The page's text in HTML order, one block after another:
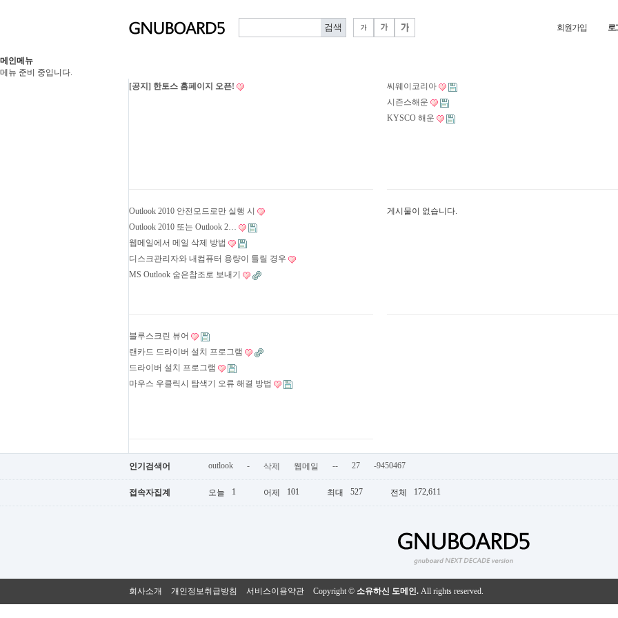
회원가입 로
메인메뉴
메뉴 준비 중입니다.
[공지] 한토스 홈페이지 오픈!
씨웨이코리아
시즌스해운
KYSCO 해운
Outlook 2010 안전모드로만 실행 시
Outlook 2010 또는 Outlook 2…
웹메일에서 메일 삭제 방법
디스크관리자와 내컴퓨터 용량이 틀릴 경우
MS Outlook 숨은참조로 보내기
게시물이 없습니다.
블루스크린 뷰어
랜카드 드라이버 설치 프로그램
드라이버 설치 프로그램
마우스 우클릭시 탐색기 오류 해결 방법
인기검색어 outlook - 삭제 웹메일 -- 27 -9450467
접속자집계 오늘 1 어제 101 최대 527 전체 172,611
회사소개 개인정보취급방침 서비스이용약관 Copyright © 소유하신 도메인. All rights reserved.